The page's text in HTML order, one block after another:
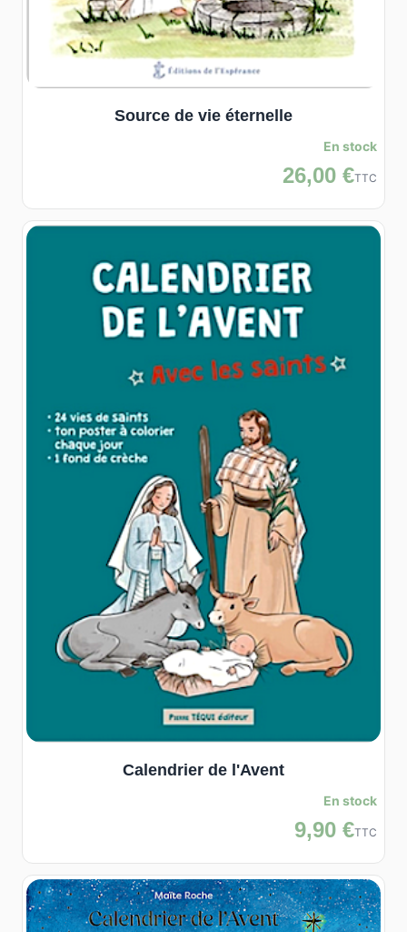
Source de vie éternelle
En stock
26,00 €TTC
Calendrier de l'Avent
En stock
9,90 €TTC